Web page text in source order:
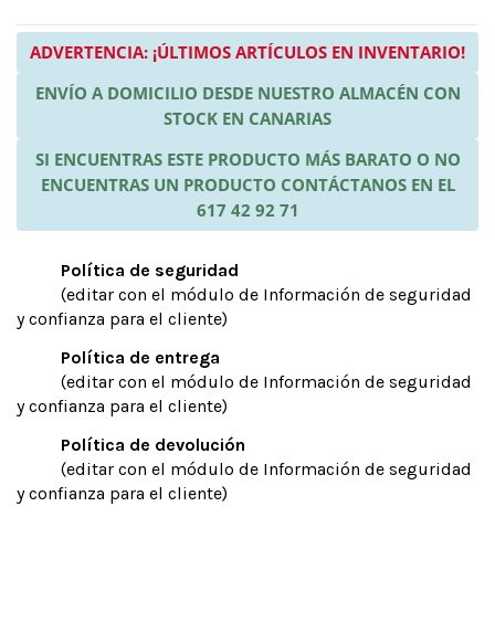
ADVERTENCIA: ¡ÚLTIMOS ARTÍCULOS EN INVENTARIO!
ENVÍO A DOMICILIO DESDE NUESTRO ALMACÉN CON
STOCK EN CANARIAS
SI ENCUENTRAS ESTE PRODUCTO MÁS BARATO O NO
ENCUENTRAS UN PRODUCTO CONTÁCTANOS EN EL
617 42 92 71
Política de seguridad
(editar con el módulo de Información de seguridad
y confianza para el cliente)
Política de entrega
(editar con el módulo de Información de seguridad
y confianza para el cliente)
Política de devolución
(editar con el módulo de Información de seguridad
y confianza para el cliente)